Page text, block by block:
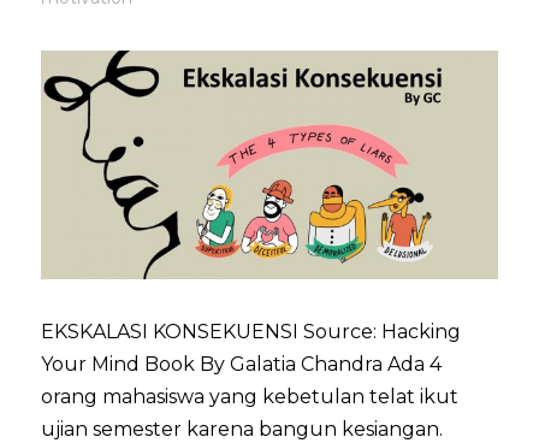
EKSKALASI KONSEKUENSI Source: Hacking
Your Mind Book By Galatia Chandra Ada 4
orang mahasiswa yang kebetulan telat ikut
ujian semester karena bangun kesiangan.